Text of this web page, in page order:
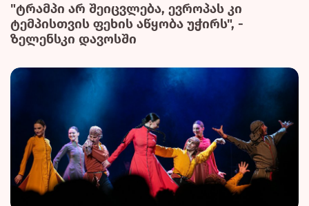
"ტრამპი არ შეიცვლება, ევროპას კი
ტემპისთვის ფეხის აწყობა უჭირს", -
ზელენსკი დავოსში